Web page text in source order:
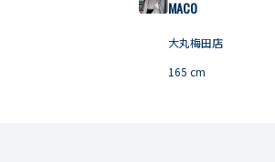
MACO
大丸梅田店
165 cm